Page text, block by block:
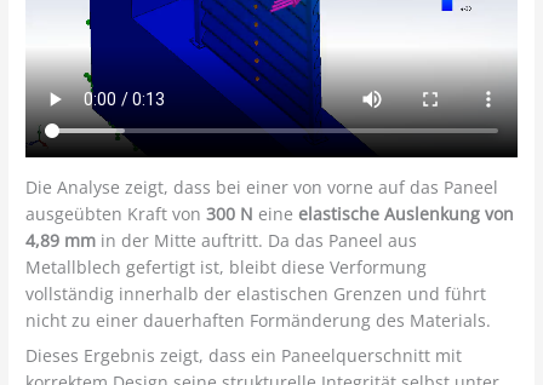
Die Analyse zeigt, dass bei einer von vorne auf das Paneel
ausgeübten Kraft von300 N eineelastische Auslenkung von
4,89 mm in der Mitte auftritt. Da das Paneel aus
Metallblech gefertigt ist, bleibt diese Verformung
vollständig innerhalb der elastischen Grenzen und führt
nicht zu einer dauerhaften Formänderung des Materials.
Dieses Ergebnis zeigt, dass ein Paneelquerschnitt mit